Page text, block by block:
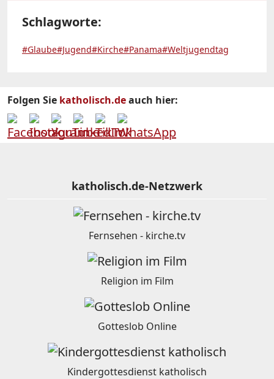
Schlagworte:
#Glaube#Jugend#Kirche#Panama#Weltjugendtag
Folgen Sie katholisch.deauch hier:
katholisch.de-Netzwerk
Fernsehen - kirche.tv
Religion im Film
Gotteslob Online
Kindergottesdienst katholisch